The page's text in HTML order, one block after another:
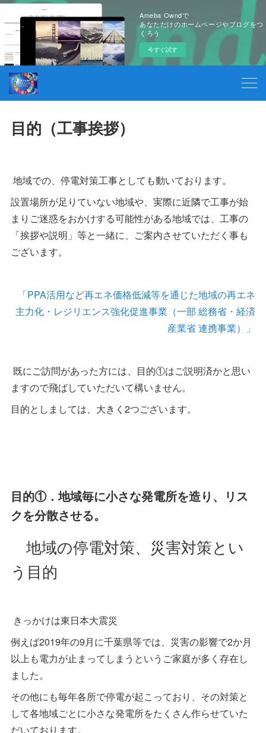
Ameba Owndで
あなただけのホームページやブログをつ
くろう
今すぐ試す
目的（工事挨拶）
地域での、停電対策工事としても動いております。
設置場所が足りていない地域や、実際に近隣で工事が始
まりご迷惑をおかけする可能性がある地域では、工事の
「挨拶や説明」等と一緒に、ご案内させていただく事も
ございます。
「PPA活用など再エネ価格低減等を通じた地域の再エネ
主力化・レジリエンス強化促進事業（一部 総務省・経済
産業省 連携事業）
」
既にご訪問があった方には、目的①はご説明済かと思い
ますので飛ばしていただいて構いません。
目的としましては、大きく2つございます。
目的①．地域毎に小さな発電所を造り、リス
クを分散させる。
地域の停電対策、災害対策とい
う目的
きっかけは東日本大震災
例えば2019年の9月に千葉県等では、災害の影響で2か月
以上も電力が止まってしまうというご家庭が多く存在し
ました。
その他にも毎年各所で停電が起こっており、その対策と
して各地域ごとに小さな発電所をたくさん作らせていた
だいております。